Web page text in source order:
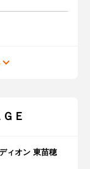
Ｅ
ィオン 東苗穂